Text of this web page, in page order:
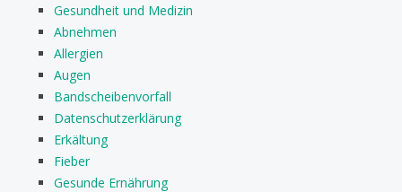
Gesundheit und Medizin
Abnehmen
Allergien
Augen
Bandscheibenvorfall
Datenschutzerklärung
Erkältung
Fieber
Gesunde Ernährung